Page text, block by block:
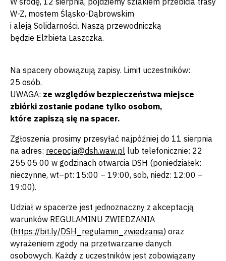
W-Z, mostem Śląsko-Dąbrowskim
i aleją Solidarności. Naszą przewodniczką
będzie Elżbieta Laszczka.
Na spacery obowiązują zapisy. Limit uczestników:
25 osób.
UWAGA: ze względów bezpieczeństwa miejsce
zbiórki zostanie podane tylko osobom,
które zapiszą się na spacer.
Zgłoszenia prosimy przesyłać najpóźniej do 11 sierpnia
na adres: recepcja@dsh.waw.pl lub telefonicznie: 22
255 05 00 w godzinach otwarcia DSH (poniedziałek:
nieczynne, wt–pt: 15:00 – 19:00, sob, niedz: 12:00 –
19:00).
Udział w spacerze jest jednoznaczny z akceptacją
warunków REGULAMINU ZWIEDZANIA
(https://bit.ly/DSH_regulamin_zwiedzania) oraz
wyrażeniem zgody na przetwarzanie danych
osobowych. Każdy z uczestników jest zobowiązany